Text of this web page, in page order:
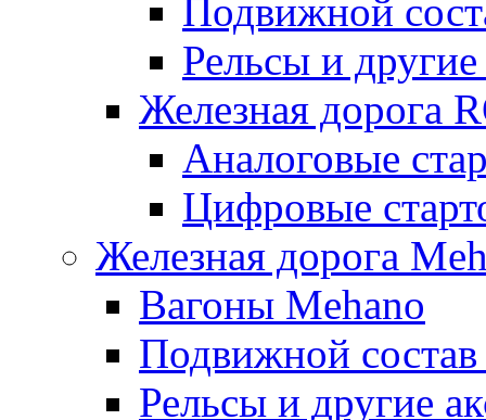
Подвижной
Рельсы и
Железная дорога
Аналоговые
Цифровые
Железная дорога
Вагоны Mehano
Подвижной
Рельсы и другие